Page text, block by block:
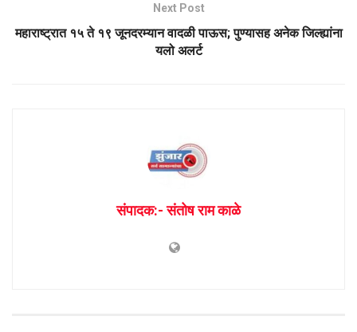
Next Post
महाराष्ट्रात १५ ते १९ जूनदरम्यान वादळी पाऊस; पुण्यासह अनेक जिल्ह्यांना
यलो अलर्ट
संपादक:- संतोष राम काळे